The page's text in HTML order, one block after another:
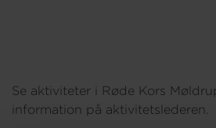
Se aktiviteter i Røde Kors
information på aktivitetslederen.